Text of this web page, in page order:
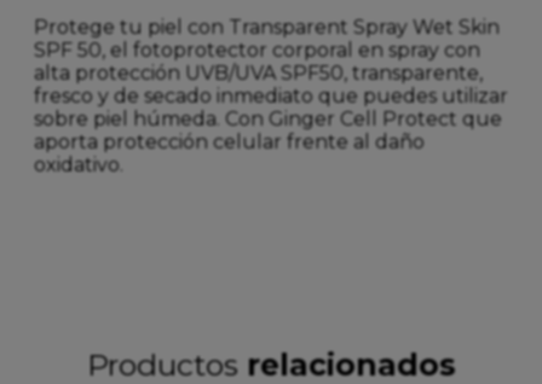
Protege tu piel con Transparent Spray Wet Skin
SPF 50, el fotoprotector corporal en spray con
alta protección UVB/UVA SPF50, transparente,
fresco y de secado inmediato que puedes utilizar
sobre piel húmeda. Con Ginger Cell Protect que
aporta protección celular frente al daño
oxidativo.
Productos relacionados